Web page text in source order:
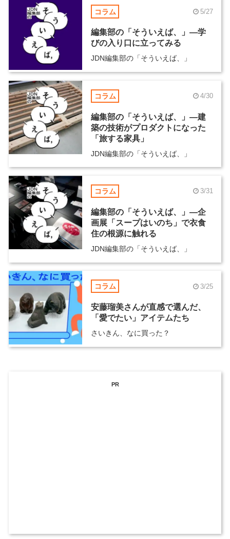
コラム 5/27
編集部の「そういえば、」―学
びの入り口に立ってみる
JDN編集部の「そういえば、」
コラム 4/30
編集部の「そういえば、」―建
築の技術がプロダクトになった
「旅する家具」
JDN編集部の「そういえば、」
コラム 3/31
編集部の「そういえば、」―企
画展「スープはいのち」で衣食
住の根源に触れる
JDN編集部の「そういえば、」
コラム 3/25
安藤瑠美さんが直感で選んだ、
「愛でたい」アイテムたち
さいきん、なに買った？
PR